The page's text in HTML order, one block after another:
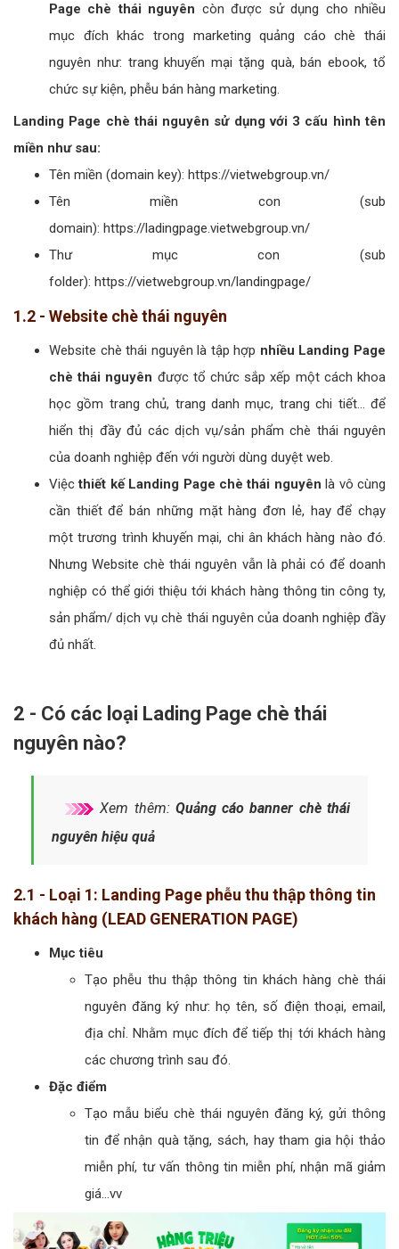
Page chè thái nguyên còn được sử dụng cho nhiều
mục đích khác trong marketing quảng cáo chè thái
nguyên như: trang khuyến mại tặng quà, bán ebook, tổ
chức sự kiện, phễu bán hàng marketing.
Landing Page chè thái nguyên sử dụng với 3 cấu hình tên
miền như sau:
Tên miền (domain key): https://vietwebgroup.vn/
Tên miền con (sub
domain): https://ladingpage.vietwebgroup.vn/
Thư mục con (sub
folder): https://vietwebgroup.vn/landingpage/
1.2 - Website chè thái nguyên
Website chè thái nguyên là tập hợp nhiều Landing Page
chè thái nguyên được tổ chức sắp xếp một cách khoa
học gồm trang chủ, trang danh mục, trang chi tiết... để
hiển thị đầy đủ các dịch vụ/sản phẩm chè thái nguyên
của doanh nghiệp đến với người dùng duyệt web.
Việcthiết kế Landing Page chè thái nguyên là vô cùng
cần thiết để bán những mặt hàng đơn lẻ, hay để chạy
một trương trình khuyến mại, chi ân khách hàng nào đó.
Nhưng Website chè thái nguyên vẫn là phải có để doanh
nghiệp có thể giới thiệu tới khách hàng thông tin công ty,
sản phẩm/ dịch vụ chè thái nguyên của doanh nghiệp đầy
đủ nhất.
2 - Có các loại Lading Page chè thái
nguyên nào?
Xem thêm: Quảng cáo banner chè thái
nguyên hiệu quả
2.1 - Loại 1: Landing Page phễu thu thập thông tin
khách hàng (LEAD GENERATION PAGE)
Mục tiêu
Tạo phễu thu thập thông tin khách hàng chè thái
nguyên đăng ký như: họ tên, số điện thoại, email,
địa chỉ. Nhằm mục đích để tiếp thị tới khách hàng
các chương trình sau đó.
Đặc điểm
Tạo mẫu biểu chè thái nguyên đăng ký, gửi thông
tin để nhận quà tặng, sách, hay tham gia hội thảo
miễn phí, tư vấn thông tin miễn phí, nhận mã giảm
giá...vv